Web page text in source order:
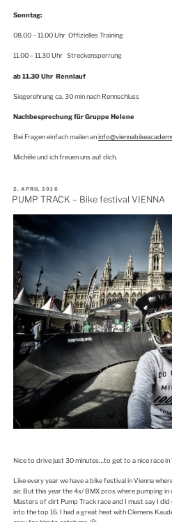
Sonntag:
08.00 – 11.00 Uhr Offizielles Training
11.00 – 11.30 Uhr Streckensperrung
ab 11.30 Uhr Rennlauf
Siegerehrung ca. 30 min nach Rennschluss
Nachbesprechung für Gruppe Helene
Bei Fragen einfach mailen an
Michèle und ich freuen uns auf dich.
VERÖFFENTLICHT
AM
2. APRIL 2016
PUMP TRACK – Bike festival VIENNA
Nice to drive just 30 minutes…to get to a nice race in
Like every year we have a bike festival in Vienna
air. But this year the 4x/ BMX pros where pumping
Masters of dirt Pump Track race and I must say I
into the top 16. I had a great heat with Clemens